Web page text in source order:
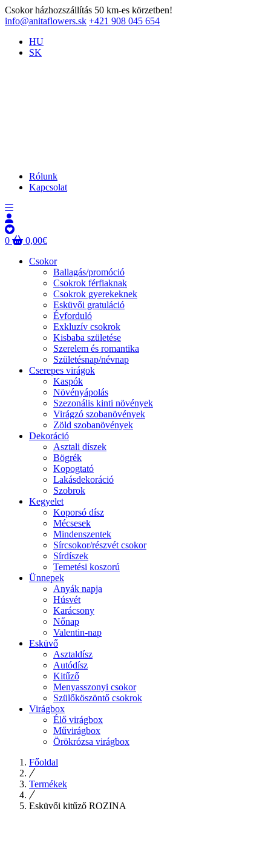
Csokor házhozszállítás 50 km-es körzetben!
info@anitaflowers.sk +421 908 045 654
HU
SK
Rólunk
Kapcsolat
0 0,00€
Csokor
Ballagás/promóció
Csokrok férfiaknak
Csokrok gyerekeknek
Esküvői gratuláció
Évforduló
Exkluzív csokrok
Kisbaba születése
Szerelem és romantika
Születésnap/névnap
Cserepes virágok
Kaspók
Növényápolás
Szezonális kinti növények
Virágzó szobanövények
Zöld szobanövények
Dekoráció
Asztali díszek
Bögrék
Kopogtató
Lakásdekoráció
Szobrok
Kegyelet
Koporsó dísz
Mécsesek
Mindenszentek
Sírcsokor/részvét csokor
Sírdíszek
Temetési koszorú
Ünnepek
Anyák napja
Húsvét
Karácsony
Nőnap
Valentin-nap
Esküvő
Asztaldísz
Autódísz
Kitűző
Menyasszonyi csokor
Szülőköszöntő csokrok
Virágbox
Élő virágbox
Művirágbox
Örökrózsa virágbox
Főoldal
Termékek
Esküvői kitűző ROZINA